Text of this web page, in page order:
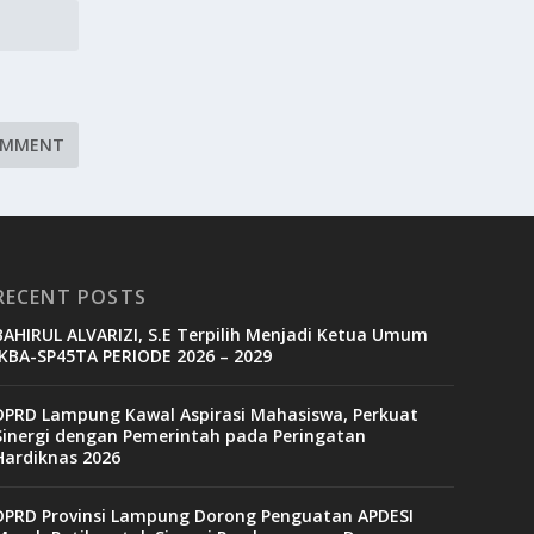
POSTS
ALVARIZI, S.E Terpilih Menjadi Ketua Umum
SP45TA PERIODE 2026 – 2029
Lampung Kawal Aspirasi Mahasiswa, Perkuat
dengan Pemerintah pada Peringatan
2026
Provinsi Lampung Dorong Penguatan APDESI